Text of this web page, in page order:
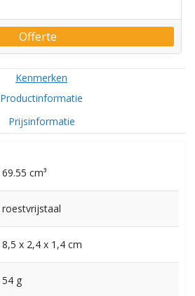
Offerte
Kenmerken
Productinformatie
Prijsinformatie
69.55 cm³
roestvrijstaal
8,5 x 2,4 x 1,4 cm
54 g